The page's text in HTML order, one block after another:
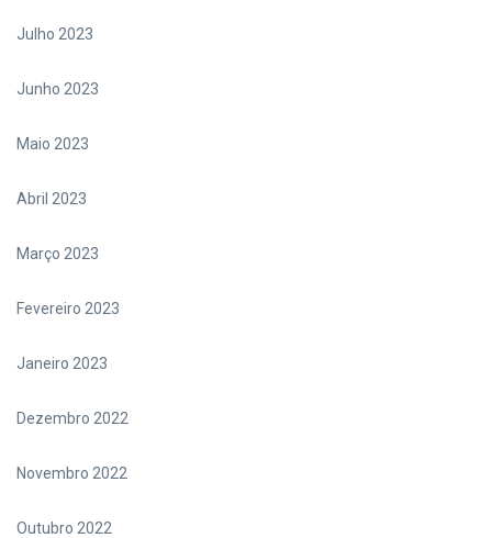
Julho 2023
Junho 2023
Maio 2023
Abril 2023
Março 2023
Fevereiro 2023
Janeiro 2023
Dezembro 2022
Novembro 2022
Outubro 2022